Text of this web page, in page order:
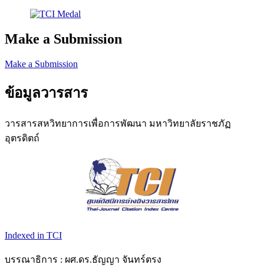
Make a Submission
Make a Submission
ข้อมูลวารสาร
วารสารสหวิทยาการเพื่อการพัฒนา มหาวิทยาลัยราชภัฏ
อุตรดิตถ์
Indexed in TCI
บรรณาธิการ : ผศ.ดร.ธัญญา จันทร์ตรง